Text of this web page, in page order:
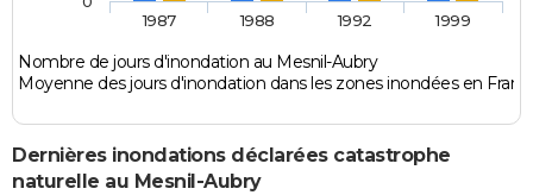
Nombre de jours d'inondation au Mesnil-Aubry
Moyenne des jours d'inondation dans les zones inondées en
1987 1988 1992 1999
Dernières inondations déclarées catastrophe
naturelle au Mesnil-Aubry